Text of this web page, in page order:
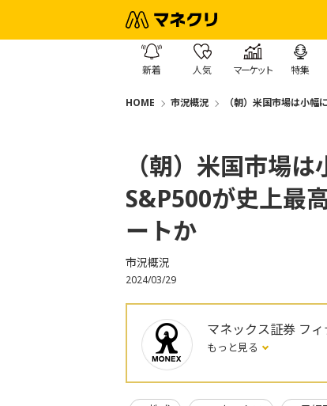
新着 人気 マーケット 特集
HOME 市況概況 （朝）米国市場は小
（朝）米国市場
S&P500が史上最
ートか
市況概況
2024/03/29
マネックス証券 フ
もっと見る